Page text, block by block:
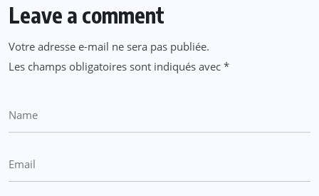
Leave a comment
Votre adresse e-mail ne sera pas publiée.
Les champs obligatoires sont indiqués avec *